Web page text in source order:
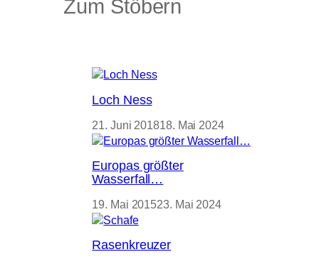
Zum Stöbern
Loch Ness
21. Juni 201818. Mai 2024
Europas größter
Wasserfall…
19. Mai 201523. Mai 2024
Rasenkreuzer